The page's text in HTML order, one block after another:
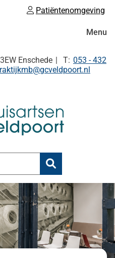
Patiëntenomgeving
Enschede Tel:
053 - 432
Zoeken
Menu